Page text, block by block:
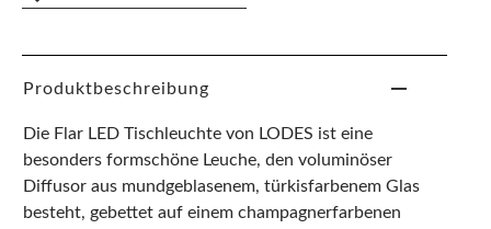
Produktbeschreibung
Die Flar LED Tischleuchte von LODES ist eine
besonders formschöne Leuche, den voluminöser
Diffusor aus mundgeblasenem, türkisfarbenem Glas
besteht, gebettet auf einem champagnerfarbenen